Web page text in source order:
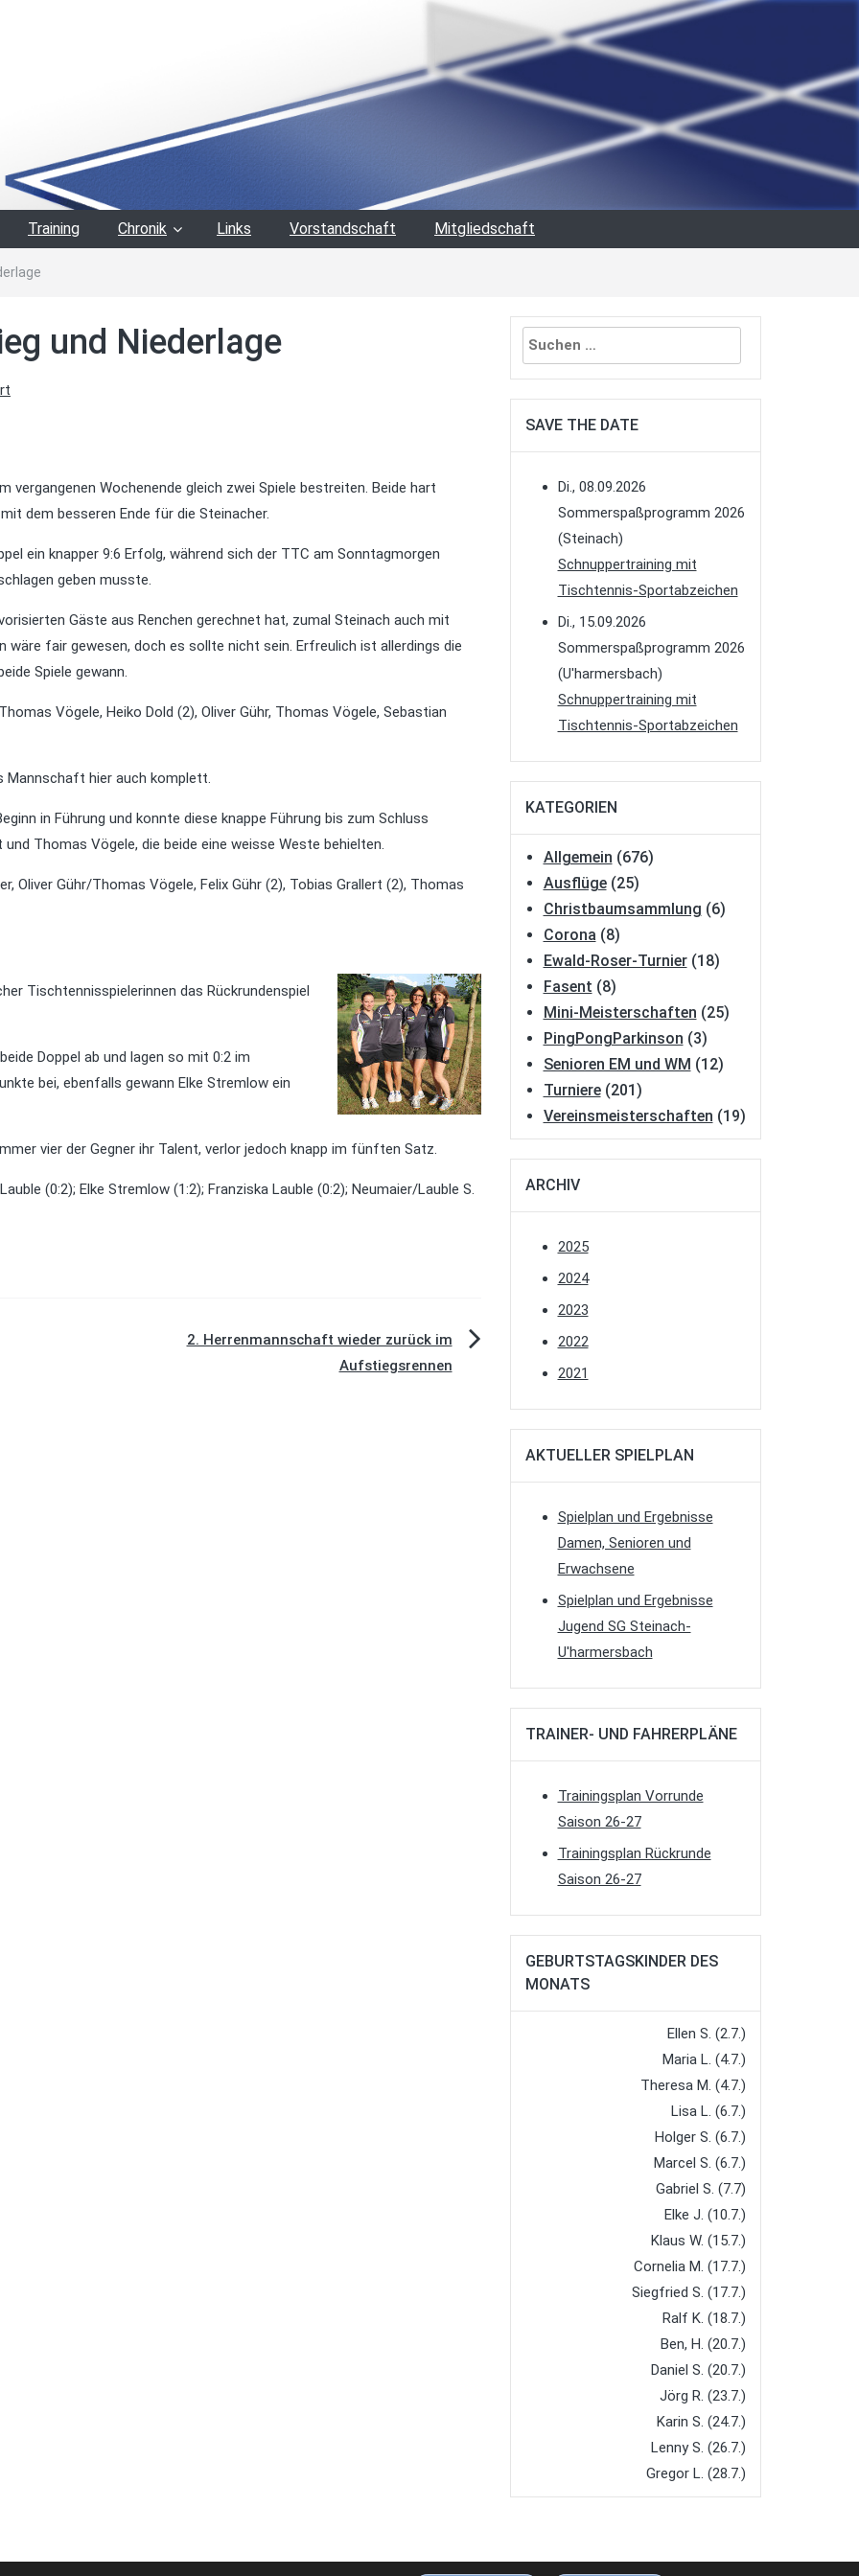
Training Chronik Links Vorstandschaft Mitgliedschaft
und Niederlage
vergangenen Wochenende gleich zwei Spiele bestreiten. Beide hart
dem besseren Ende für die Steinacher.
ein knapper 9:6 Erfolg, während sich der TTC am Sonntagmorgen
geben musste.
Gäste aus Renchen gerechnet hat, zumal Steinach auch mit
wäre fair gewesen, doch es sollte nicht sein. Erfreulich ist allerdings die
Spiele gewann.
Vögele, Heiko Dold (2), Oliver Gühr, Thomas Vögele, Sebastian
Mannschaft hier auch komplett.
in Führung und konnte diese knappe Führung bis zum Schluss
Thomas Vögele, die beide eine weisse Weste behielten.
Oliver Gühr/Thomas Vögele, Felix Gühr (2), Tobias Grallert (2), Thomas
Tischtennisspielerinnen das Rückrundenspiel
Doppel ab und lagen so mit 0:2 im
bei, ebenfalls gewann Elke Stremlow ein
vier der Gegner ihr Talent, verlor jedoch knapp im fünften Satz.
(0:2); Elke Stremlow (1:2); Franziska Lauble (0:2); Neumaier/Lauble S.
2. Herrenmannschaft wieder zurück im
Aufstiegsrennen
Suchen
nach:
SAVE THE DATE
Di., 08.09.2026
Sommerspaßprogramm 2026
(Steinach)
Schnuppertraining mit
Tischtennis-Sportabzeichen
Di., 15.09.2026
Sommerspaßprogramm 2026
(U'harmersbach)
Schnuppertraining mit
Tischtennis-Sportabzeichen
KATEGORIEN
Allgemein (676)
Ausflüge(25)
Christbaumsammlung (6)
Corona (8)
Ewald-Roser-Turnier(18)
Fasent (8)
Mini-Meisterschaften (25)
PingPongParkinson (3)
Senioren EM und WM (12)
Turniere(201)
Vereinsmeisterschaften (19)
ARCHIV
2025
2024
2023
2022
2021
AKTUELLER SPIELPLAN
Spielplan und Ergebnisse
Damen, Senioren und
Erwachsene
Spielplan und Ergebnisse
Jugend SG Steinach-
U'harmersbach
TRAINER- UND FAHRERPLÄNE
Trainingsplan Vorrunde
Saison 26-27
Trainingsplan Rückrunde
Saison 26-27
GEBURTSTAGSKINDER DES
MONATS
Ellen S. (2.7.)
Maria L. (4.7.)
Theresa M. (4.7.)
Lisa L. (6.7.)
Holger S. (6.7.)
Marcel S. (6.7.)
Gabriel S. (7.7)
Elke J. (10.7.)
Klaus W. (15.7.)
Cornelia M. (17.7.)
Siegfried S. (17.7.)
Ralf K. (18.7.)
Ben, H. (20.7.)
Daniel S. (20.7.)
Jörg R. (23.7.)
Karin S. (24.7.)
Lenny S. (26.7.)
Gregor L. (28.7.)